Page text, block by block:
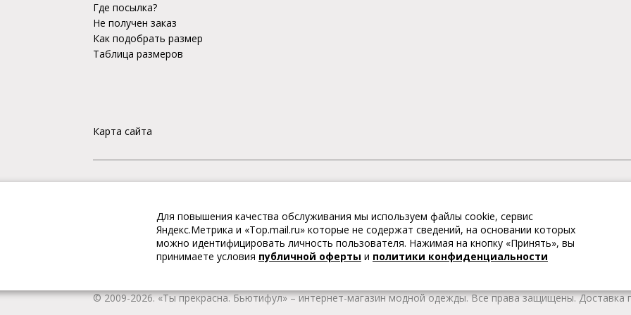
Где посылка?
Не получен заказ
Как подобрать размер
Таблица размеров
Карта сайта
Интернет магазин «Ты прекрасна. Бьютифул» – это коллекции модной женской, мужской, детской одежды и
одежду и обувь, Вы гарантированно получаете качественные товары из Европы по привлекательным
качественную и стильную одежду европейских брендов. В каталоге представлена модная одежда различных
наличии всегда имеется широкий ассортимент удобной женской и мужской обуви на любой сезон. Весь
© 2009-2026. «Ты прекрасна. Бьютифул» – интернет-магазин модной одежды. Все права защищены. Доставка
Для повышения качества обслуживания мы используем файлы cookie, сервис
Яндекс.Метрика и «Top.mail.ru» которые не содержат сведений, на основании которых
можно идентифицировать личность пользователя. Нажимая на кнопку «Принять», вы
принимаете условия публичной оферты и политики конфиденциальности